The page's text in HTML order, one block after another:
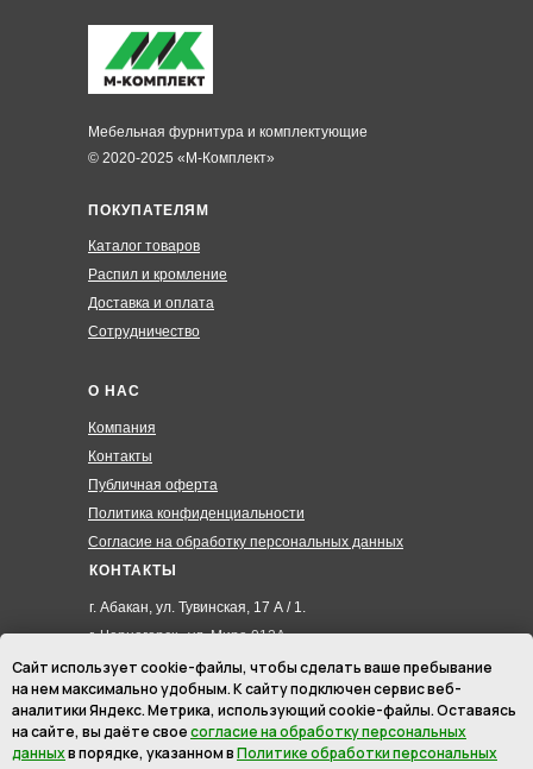
ПОКУПАТЕЛЯМ
Каталог товаров
Распил и кромление
Доставка и оплата
Сотрудничество
О НАС
Компания
Контакты
Публичная оферта
Политика конфиденциальности
Согласие на обработку персональных данных
КОНТАКТЫ
г. Абакан, ул. Тувинская, 17 А / 1.
г. Черногорск , ул. Мира 012А
8 (3902) 285-171
8 (908) 326-24-00
8 (902) 467-09-70
hmk19@mail.ru
© 2020-2025 «М-Комплект»
Мебельная фурнитура и комплектующие
Сайт использует cookie-файлы, чтобы сделать ваше пребывание
на нем максимально удобным. К cайту подключен сервис веб-
аналитики Яндекс. Метрика, использующий cookie-файлы. Оставаясь
на сайте, вы даёте своесогласие на обработку персональных
данныхв порядке, указанном вПолитике обработки персональных